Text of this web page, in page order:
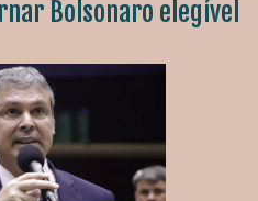
Bolsonaro elegível